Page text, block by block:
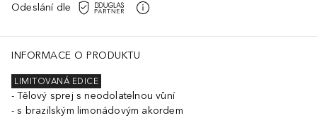
Odeslání dle
INFORMACE O PRODUKTU
LIMITOVANÁ EDICE
Tělový sprej s neodolatelnou vůní
s brazilským limonádovým akordem